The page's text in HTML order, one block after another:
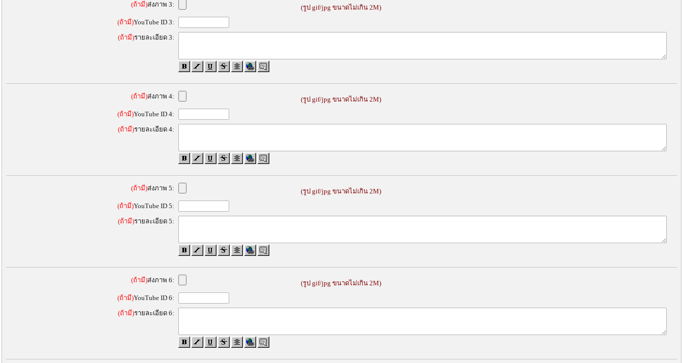
(ถ้ามี)ส่งภาพ 3:
(รูป gif/jpg ขนาดไม่เกิน 2M)
(ถ้ามี)YouTube ID 3:
(ถ้ามี)รายละเอียด 3:
(ถ้ามี)ส่งภาพ 4:
(รูป gif/jpg ขนาดไม่เกิน 2M)
(ถ้ามี)YouTube ID 4:
(ถ้ามี)รายละเอียด 4:
(ถ้ามี)ส่งภาพ 5:
(รูป gif/jpg ขนาดไม่เกิน 2M)
(ถ้ามี)YouTube ID 5:
(ถ้ามี)รายละเอียด 5:
(ถ้ามี)ส่งภาพ 6:
(รูป gif/jpg ขนาดไม่เกิน 2M)
(ถ้ามี)YouTube ID 6:
(ถ้ามี)รายละเอียด 6: